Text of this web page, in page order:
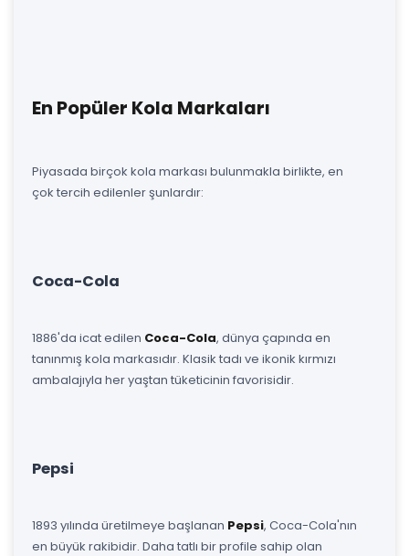
En Popüler Kola Markaları
Piyasada birçok kola markası bulunmakla birlikte, en
çok tercih edilenler şunlardır:
Coca-Cola
1886'da icat edilen Coca-Cola, dünya çapında en
tanınmış kola markasıdır. Klasik tadı ve ikonik kırmızı
ambalajıyla her yaştan tüketicinin favorisidir.
Pepsi
1893 yılında üretilmeye başlanan Pepsi, Coca-Cola'nın
en büyük rakibidir. Daha tatlı bir profile sahip olan